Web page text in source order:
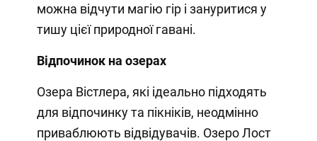
можна відчути магію гір і зануритися у
тишу цієї природної гавані.
Відпочинок на озерах
Озера Вістлера, які ідеально підходять
для відпочинку та пікніків, неодмінно
приваблюють відвідувачів. Озеро Лост